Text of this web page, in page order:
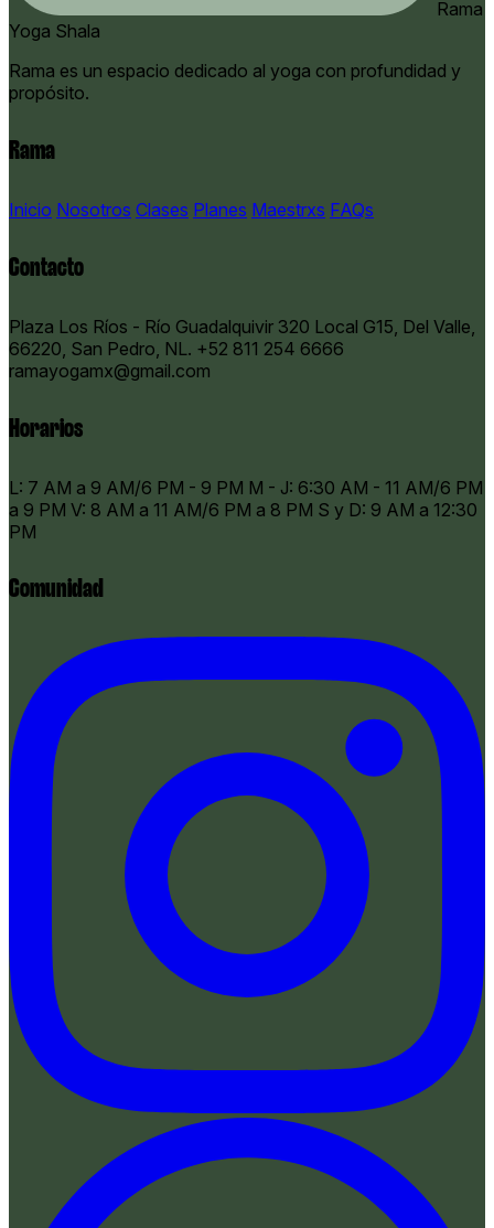
Rama
Yoga Shala
Rama es un espacio dedicado al yoga con profundidad y
propósito.
Rama
Inicio Nosotros Clases Planes Maestrxs FAQs
Contacto
Plaza Los Ríos - Río Guadalquivir 320 Local G15, Del Valle,
66220, San Pedro, NL. +52 811 254 6666
ramayogamx@gmail.com
Horarios
​L: 7 AM a 9 AM/6 PM - 9 PM M - J: 6:30 AM - 11 AM/6 PM
a 9 PM V: 8 AM a 11 AM/6 PM a 8 PM S y D: 9 AM a 12:30
PM
Comunidad